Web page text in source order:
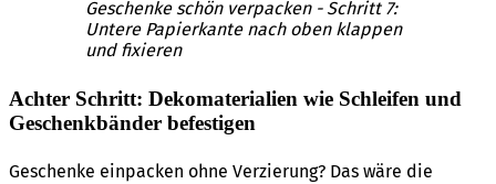
Geschen­ke schön verpa­cken - Schritt 7:
Unte­re Papier­kan­te nach oben klap­pen
und fixie­ren
Achter Schritt: Deko­ma­te­ria­li­en wie Schlei­fen und
Geschenk­bän­der befes­ti­gen
Geschen­ke einpa­cken ohne Verzie­rung? Das wäre die